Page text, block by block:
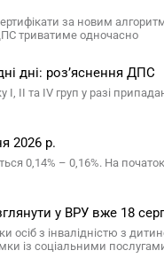
за новим
триватиме одночасно
дні: роз’яснення ДПС
ІІ та ІV груп у разі
2026 р.
0,14% – 0,16%. На
у ВРУ вже 18
з інвалідністю з
із соціальними